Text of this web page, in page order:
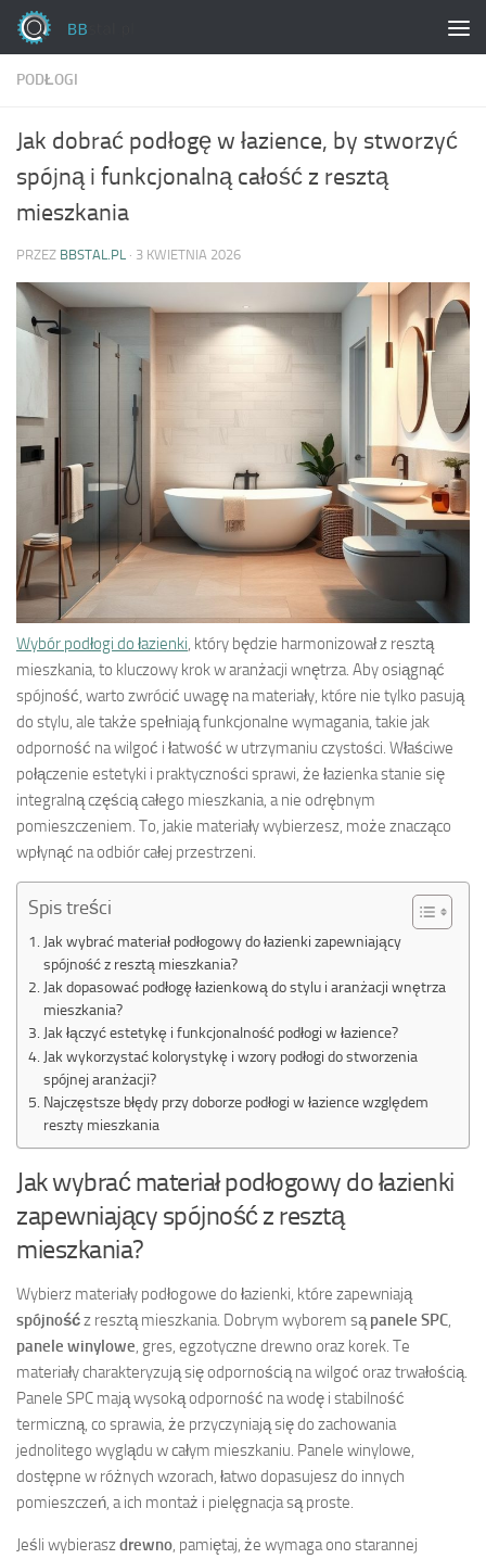
Skip to content
PODŁOGI
Jak dobrać podłogę w łazience, by stworzyć
spójną i funkcjonalną całość z resztą
mieszkania
PRZEZ BBSTAL.PL · 3 KWIETNIA 2026
Wybór podłogi do łazienki , który będzie harmonizował z resztą
mieszkania, to kluczowy krok w aranżacji wnętrza. Aby osiągnąć
spójność, warto zwrócić uwagę na materiały, które nie tylko pasują
do stylu, ale także spełniają funkcjonalne wymagania, takie jak
odporność na wilgoć i łatwość w utrzymaniu czystości. Właściwe
połączenie estetyki i praktyczności sprawi, że łazienka stanie się
integralną częścią całego mieszkania, a nie odrębnym
pomieszczeniem. To, jakie materiały wybierzesz, może znacząco
wpłynąć na odbiór całej przestrzeni.
Spis treści
Jak wybrać materiał podłogowy do łazienki zapewniający
spójność z resztą mieszkania?
Jak dopasować podłogę łazienkową do stylu i aranżacji wnętrza
mieszkania?
Jak łączyć estetykę i funkcjonalność podłogi w łazience?
Jak wykorzystać kolorystykę i wzory podłogi do stworzenia
spójnej aranżacji?
Najczęstsze błędy przy doborze podłogi w łazience względem
reszty mieszkania
Jak wybrać materiał podłogowy do łazienki
zapewniający spójność z resztą
mieszkania?
Wybierz materiały podłogowe do łazienki, które zapewniają
spójnośćz resztą mieszkania. Dobrym wyborem są panele SPC
panele winylowe , gres, egzotyczne drewno oraz korek. Te
materiały charakteryzują się odpornością na wilgoć oraz trwałością.
Panele SPC mają wysoką odporność na wodę i stabilność
termiczną, co sprawia, że przyczyniają się do zachowania
jednolitego wyglądu w całym mieszkaniu. Panele winylowe,
dostępne w różnych wzorach, łatwo dopasujesz do innych
pomieszczeń, a ich montaż i pielęgnacja są proste.
Jeśli wybieraszdrewno , pamiętaj, że wymaga ono starannej